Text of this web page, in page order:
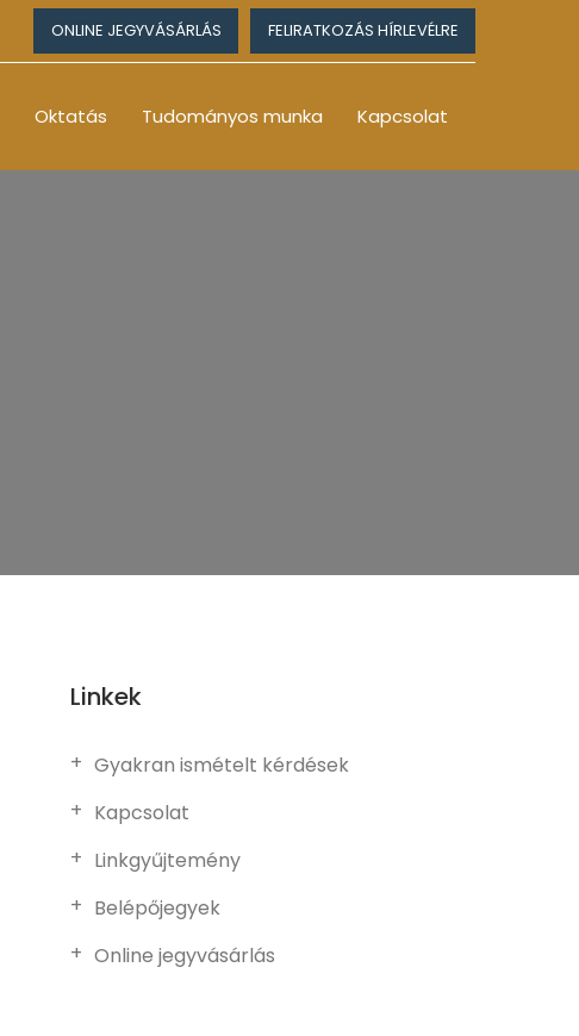
ONLINE JEGYVÁSÁRLÁS FELIRATKOZÁS HÍRLEVÉLRE
Oktatás Tudományos munka Kapcsolat
Linkek
Gyakran ismételt kérdések
Kapcsolat
Linkgyűjtemény
Belépőjegyek
Online jegyvásárlás